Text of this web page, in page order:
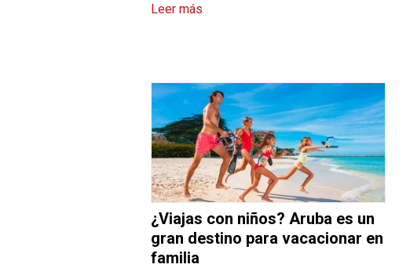
Leer más
¿Viajas con niños? Aruba es un
gran destino para vacacionar en
familia